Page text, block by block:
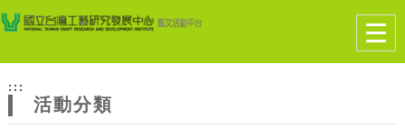
網
站
跳到主要內容
網站導覽
:::
活動分類